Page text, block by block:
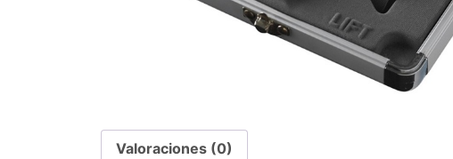
Valoraciones (0)